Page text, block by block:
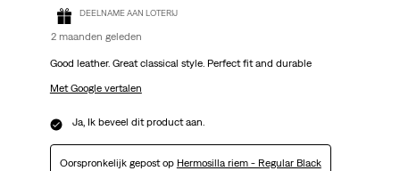
DEELNAME AAN LOTERIJ
2 maanden geleden
Good leather. Great classical style. Perfect fit and durable
Met Google vertalen
Ja, Ik beveel dit product aan.
Oorspronkelijk gepost op Hermosilla riem - Regular Black